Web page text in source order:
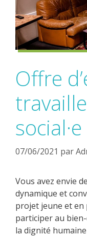
Offre
social·e
07/06/2021 par
Vous avez envie
dynamique et
projet jeune et en
participer au
la dignité